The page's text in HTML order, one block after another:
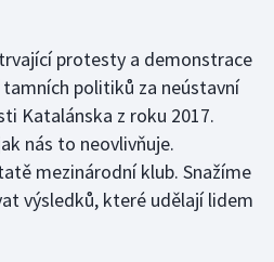
protesty a demonstrace
politiků za neústavní
Katalánska z roku 2017.
nás to neovlivňuje.
mezinárodní klub. Snažíme
výsledků, které udělají lidem